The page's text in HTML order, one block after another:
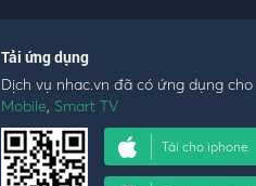
Tải ứng dụng
Dịch vụ nhac.vn đã có ứng dụng cho
Mobile, Smart TV
Tải cho iphone